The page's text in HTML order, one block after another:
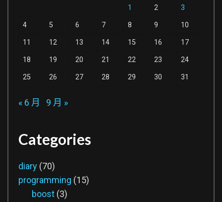
1 2 3
4 5 6 7 8 9 10
11 12 13 14 15 16 17
18 19 20 21 22 23 24
25 26 27 28 29 30 31
« 6 月 9 月 »
Categories
diary (70)
programming (15)
boost (3)